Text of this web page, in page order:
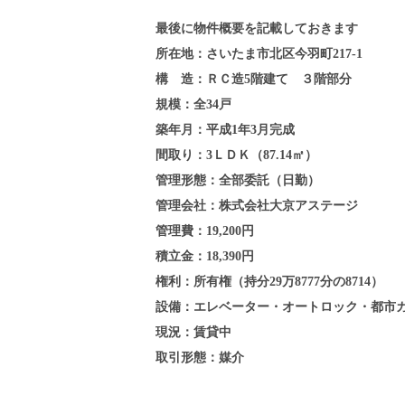
最後に物件概要を記載しておきます
所在地：さいたま市北区今羽町217-1
構 造：ＲＣ造5階建て ３階部分
規模：全34戸
築年月：平成1年3月完成
間取り：3ＬＤＫ（87.14㎡）
管理形態：全部委託（日勤）
管理会社：株式会社大京アステージ
管理費：19,200円
積立金：18,390円
権利：所有権（持分29万8777分の8714）
設備：エレベーター・オートロック・都市
現況：賃貸中
取引形態：媒介